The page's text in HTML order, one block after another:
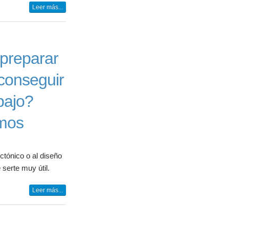
Leer más...
o al diseño
serte muy útil.
Leer más...